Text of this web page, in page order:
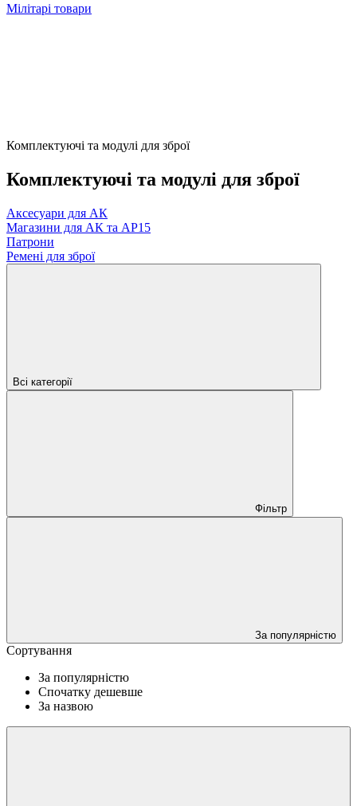
Мілітарі товари
Комплектуючі та модулі для зброї
Комплектуючі та модулі для зброї
Аксесуари для АК
Магазини для АК та АР15
Патрони
Ремені для зброї
Всі категорії
Фільтр
За популярністю
Сортування
За популярністю
Спочатку дешевше
За назвою